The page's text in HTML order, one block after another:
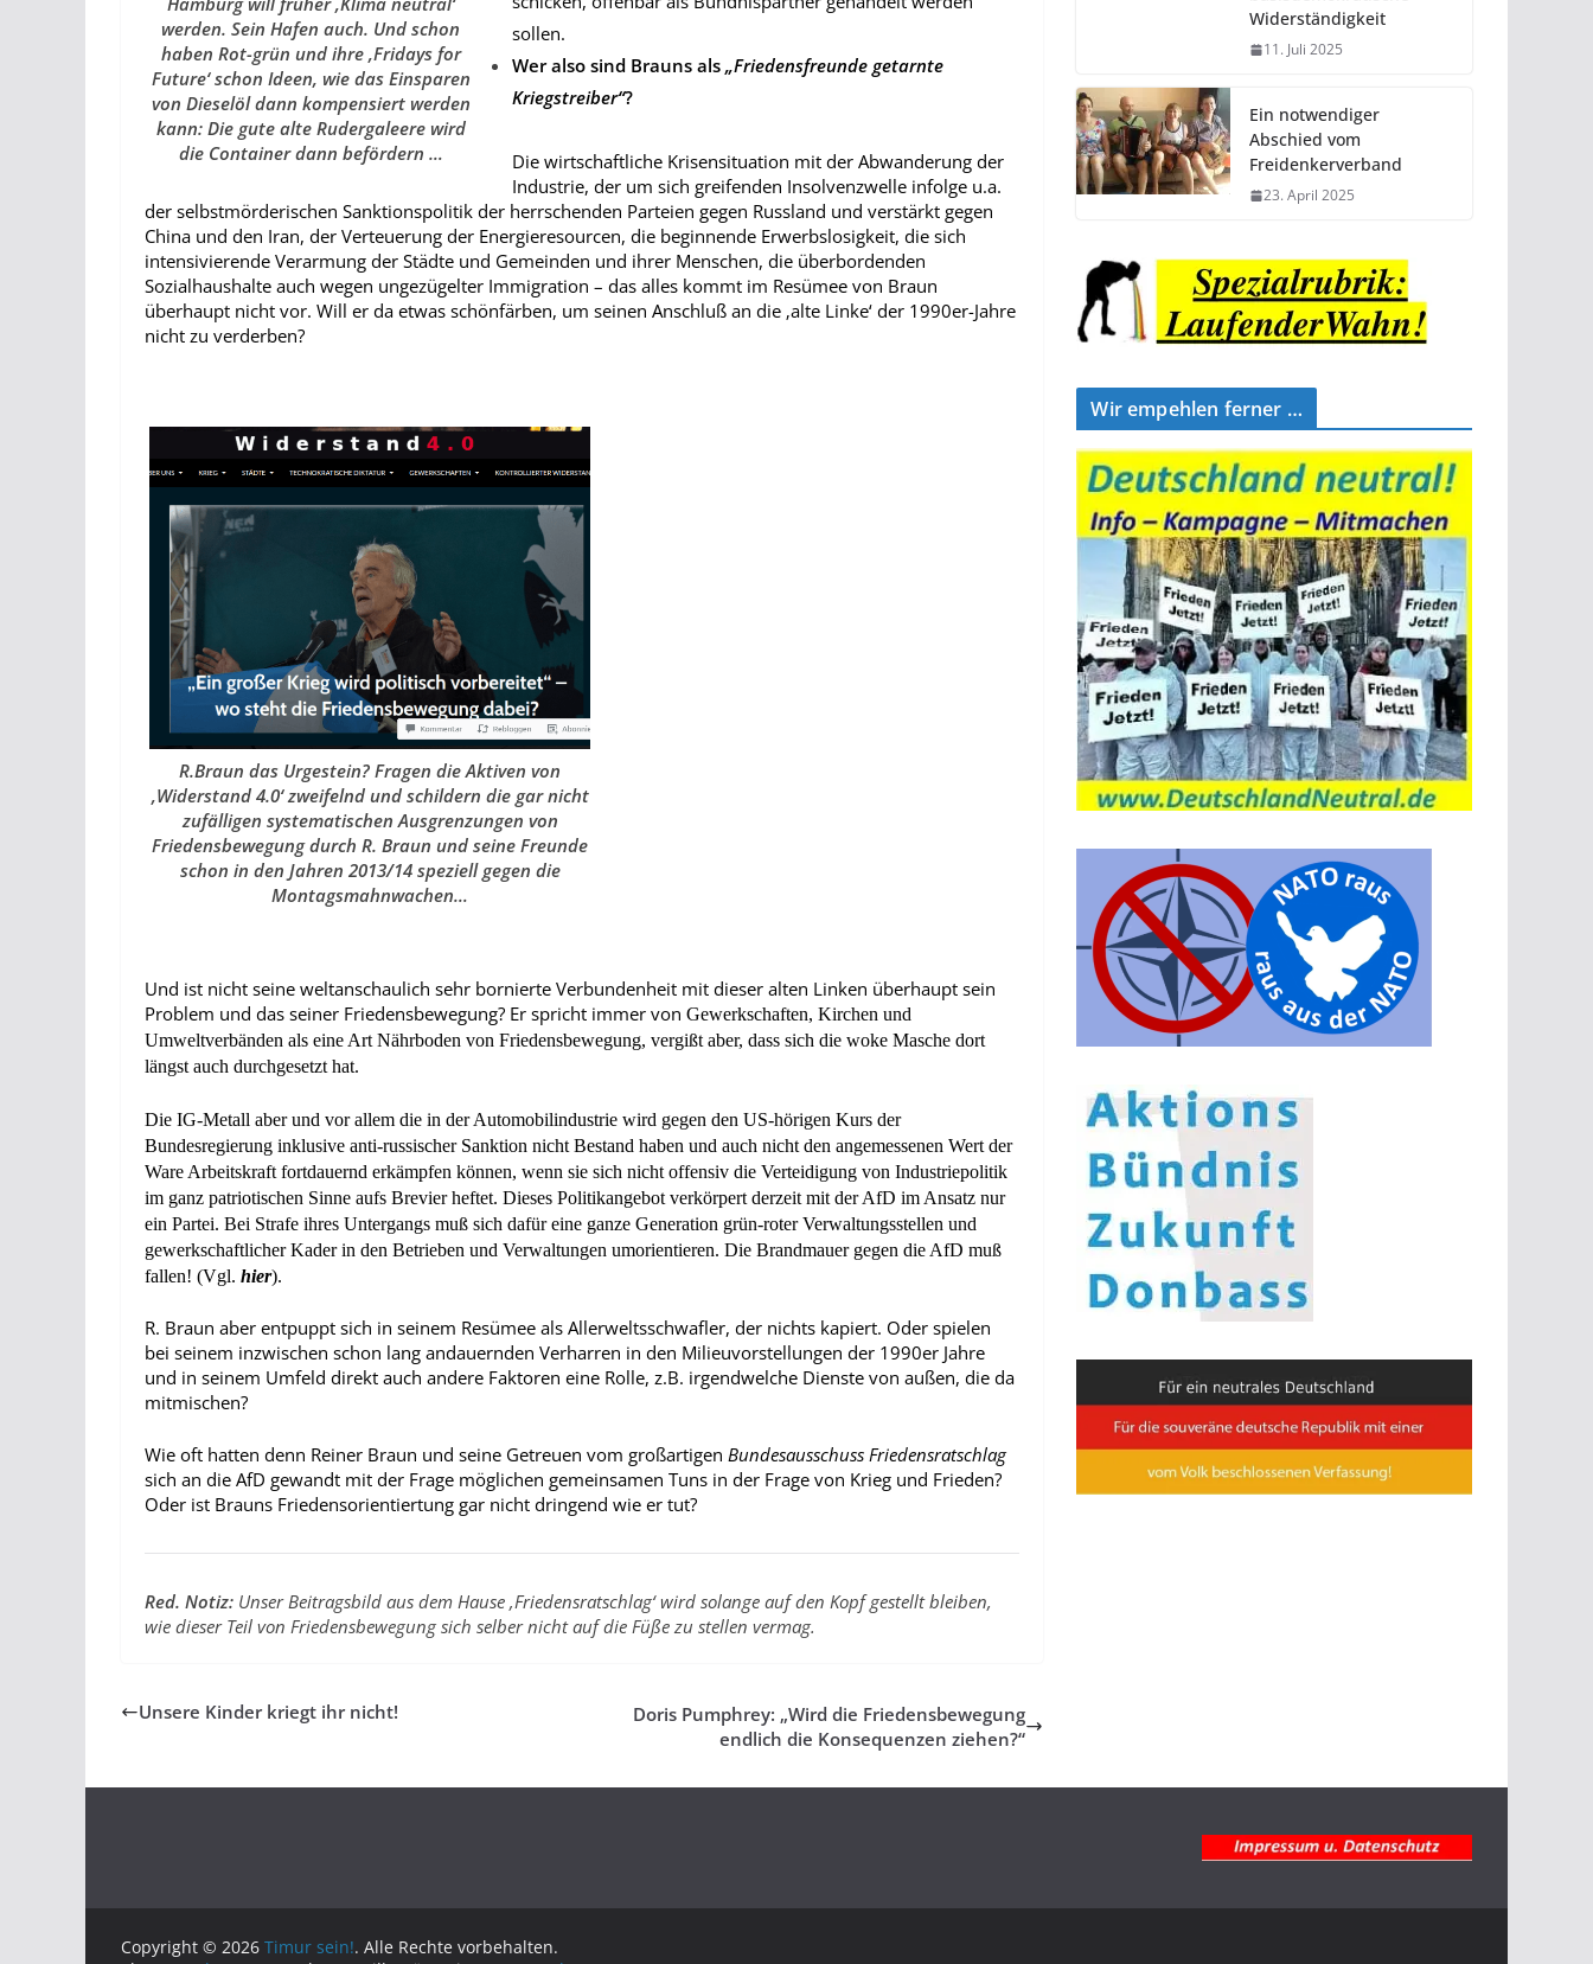
werden. Sein Hafen auch. Und schon
haben Rot-grün und ihre ‚Fridays for
Future‘ schon Ideen, wie das Einsparen
von Dieselöl dann kompensiert werden
kann: Die gute alte Rudergaleere wird
die Container dann befördern …
sollen.
Wer also sind Brauns als „Friedensfreunde getarnte
Kriegstreiber“?
Die wirtschaftliche Krisensituation mit der Abwanderung der
Industrie, der um sich greifenden Insolvenzwelle infolge u.a.
der selbstmörderischen Sanktionspolitik der herrschenden Parteien gegen Russland und verstärkt gegen
China und den Iran, der Verteuerung der Energieresourcen, die beginnende Erwerbslosigkeit, die sich
intensivierende Verarmung der Städte und Gemeinden und ihrer Menschen, die überbordenden
Sozialhaushalte auch wegen ungezügelter Immigration – das alles kommt im Resümee von Braun
überhaupt nicht vor. Will er da etwas schönfärben, um seinen Anschluß an die ‚alte Linke‘ der 1990er-Jahre
nicht zu verderben?
R.Braun das Urgestein? Fragen die Aktiven von
‚Widerstand 4.0‘ zweifelnd und schildern die gar nicht
zufälligen systematischen Ausgrenzungen von
Friedensbewegung durch R. Braun und seine Freunde
schon in den Jahren 2013/14 speziell gegen die
Montagsmahnwachen…
Und ist nicht seine weltanschaulich sehr bornierte Verbundenheit mit dieser alten Linken überhaupt sein
Problem und das seiner Friedensbewegung? Er spricht immer von Gewerkschaften, Kirchen und
Umweltverbänden als eine Art Nährboden von Friedensbewegung, vergißt aber, dass sich die woke Masche dort
längst auch durchgesetzt hat.
Die IG-Metall aber und vor allem die in der Automobilindustrie wird gegen den US-hörigen Kurs der
Bundesregierung inklusive anti-russischer Sanktion nicht Bestand haben und auch nicht den angemessenen Wert der
Ware Arbeitskraft fortdauernd erkämpfen können, wenn sie sich nicht offensiv die Verteidigung von Industriepolitik
im ganz patriotischen Sinne aufs Brevier heftet. Dieses Politikangebot verkörpert derzeit mit der AfD im Ansatz nur
ein Partei. Bei Strafe ihres Untergangs muß sich dafür eine ganze Generation grün-roter Verwaltungsstellen und
gewerkschaftlicher Kader in den Betrieben und Verwaltungen umorientieren. Die Brandmauer gegen die AfD muß
fallen! (Vgl. hier).
R. Braun aber entpuppt sich in seinem Resümee als Allerweltsschwafler, der nichts kapiert. Oder spielen
bei seinem inzwischen schon lang andauernden Verharren in den Milieuvorstellungen der 1990er Jahre
und in seinem Umfeld direkt auch andere Faktoren eine Rolle, z.B. irgendwelche Dienste von außen, die da
mitmischen?
Wie oft hatten denn Reiner Braun und seine Getreuen vom großartigen Bundesausschuss Friedensratschlag
sich an die AfD gewandt mit der Frage möglichen gemeinsamen Tuns in der Frage von Krieg und Frieden?
Oder ist Brauns Friedensorientiertung gar nicht dringend wie er tut?
Red. Notiz: Unser Beitragsbild aus dem Hause ‚Friedensratschlag‘ wird solange auf den Kopf gestellt bleiben,
wie dieser Teil von Friedensbewegung sich selber nicht auf die Füße zu stellen vermag.
Unsere Kinder kriegt ihr nicht!
Doris Pumphrey: „Wird die Friedensbewegung
endlich die Konsequenzen ziehen?“
Widerständigkeit
11. Juli 2025
Ein notwendiger
Abschied vom
Freidenkerverband
23. April 2025
Wir empehlen ferner …
Copyright © 2026 Timur sein!. Alle Rechte vorbehalten.